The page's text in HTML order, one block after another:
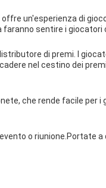
un'esperienza di
sentire i giocatori
di premi. I
nel cestino dei
che rende facile per
o riunione.Portate